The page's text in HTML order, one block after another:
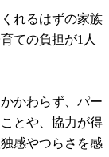
れるはずの家族
ての負担が1人
かわらず、パー
とや、協力が得
感やつらさを感